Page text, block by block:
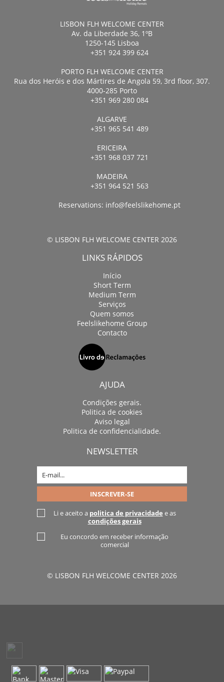
LISBON FLH WELCOME CENTER
Av. da Liberdade 36, 1ºB
1250-145 Lisboa
+351 924 399 624
PORTO FLH WELCOME CENTER
Rua dos Heróis e dos Mártires de Angola 59, 3rd floor, 307.
4000-285 Porto
+351 969 280 084
ALGARVE
+351 965 541 489
ERICEIRA
+351 968 037 721
MADEIRA
+351 964 521 563
Reservations: info@feelslikehome.pt
© LISBON FLH WELCOME CENTER 2026
LINKS RÁPIDOS
Início
Short Term
Medium Term
Serviços
Quem somos
Feelslikehome Group
Contacto
AJUDA
Condições gerais.
Politica de cookies
Aviso legal
Politica de confidencialidade.
NEWSLETTER
Li e aceito a politica de privacidade e as
condições gerais
Eu concordo em receber informação
comercial
© LISBON FLH WELCOME CENTER 2026